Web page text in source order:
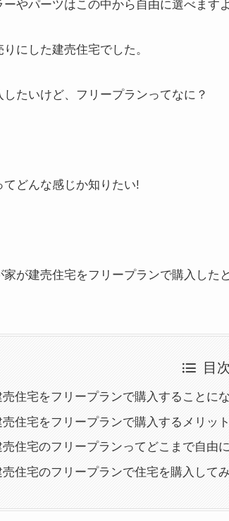
やパーツはこの中から自由に選べますよ
にした建売住宅でした。
たいけど、フリープランってなに？
てどんな感じか知りたい!
家が建売住宅をフリープランで購入した
目次
売住宅をフリープランで購入することに
売住宅をフリープランで購入するメリット
売住宅のフリープランってどこまで自由
売住宅のフリープランで住宅を購入して